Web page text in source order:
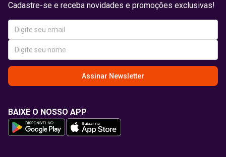
Cadastre-se e receba novidades e promoções exclusivas!
Assinar Newsletter
BAIXE O NOSSO APP